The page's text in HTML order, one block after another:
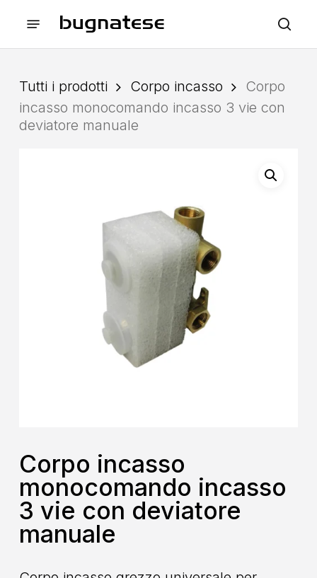
Menu
Tutti i prodotti Corpo incasso
Corpo
incasso monocomando incasso 3 vie con
deviatore manuale
Corpo incasso
monocomando incasso
3 vie con deviatore
manuale